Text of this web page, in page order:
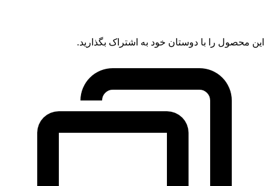
این محصول را با دوستان خود به اشتراک بگذارید.